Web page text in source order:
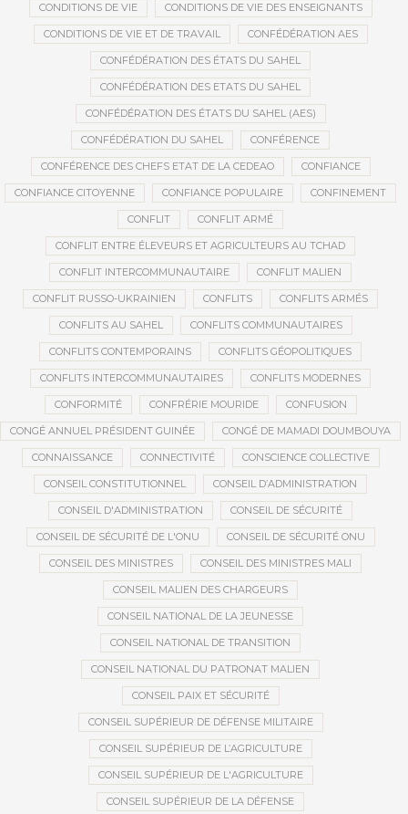
CONDITIONS DE VIE CONDITIONS DE VIE DES ENSEIGNANTS
CONDITIONS DE VIE ET DE TRAVAIL CONFÉDÉRATION AES
CONFÉDÉRATION DES ÉTATS DU SAHEL
CONFÉDÉRATION DES ETATS DU SAHEL
CONFÉDÉRATION DES ÉTATS DU SAHEL (AES)
CONFÉDÉRATION DU SAHEL CONFÉRENCE
CONFÉRENCE DES CHEFS ETAT DE LA CEDEAO CONFIANCE
CONFIANCE CITOYENNE CONFIANCE POPULAIRE CONFINEMENT
CONFLIT CONFLIT ARMÉ
CONFLIT ENTRE ÉLEVEURS ET AGRICULTEURS AU TCHAD
CONFLIT INTERCOMMUNAUTAIRE CONFLIT MALIEN
CONFLIT RUSSO-UKRAINIEN CONFLITS CONFLITS ARMÉS
CONFLITS AU SAHEL CONFLITS COMMUNAUTAIRES
CONFLITS CONTEMPORAINS CONFLITS GÉOPOLITIQUES
CONFLITS INTERCOMMUNAUTAIRES CONFLITS MODERNES
CONFORMITÉ CONFRÉRIE MOURIDE CONFUSION
CONGÉ ANNUEL PRÉSIDENT GUINÉE CONGÉ DE MAMADI DOUMBOUYA
CONNAISSANCE CONNECTIVITÉ CONSCIENCE COLLECTIVE
CONSEIL CONSTITUTIONNEL CONSEIL D’ADMINISTRATION
CONSEIL D'ADMINISTRATION CONSEIL DE SÉCURITÉ
CONSEIL DE SÉCURITÉ DE L'ONU CONSEIL DE SÉCURITÉ ONU
CONSEIL DES MINISTRES CONSEIL DES MINISTRES MALI
CONSEIL MALIEN DES CHARGEURS
CONSEIL NATIONAL DE LA JEUNESSE
CONSEIL NATIONAL DE TRANSITION
CONSEIL NATIONAL DU PATRONAT MALIEN
CONSEIL PAIX ET SÉCURITÉ
CONSEIL SUPÉRIEUR DE DÉFENSE MILITAIRE
CONSEIL SUPÉRIEUR DE L’AGRICULTURE
CONSEIL SUPÉRIEUR DE L'AGRICULTURE
CONSEIL SUPÉRIEUR DE LA DÉFENSE